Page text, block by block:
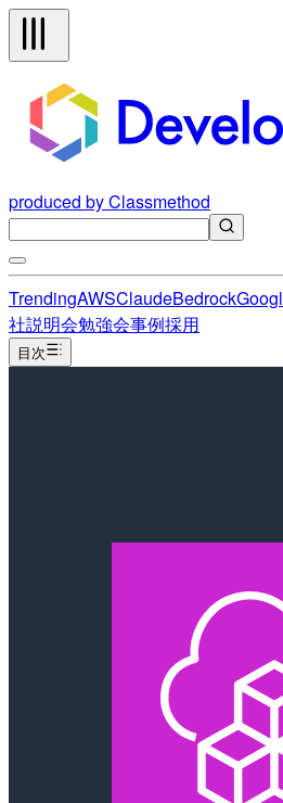
produced by Classmethod
TrendingAWSClaudeBedrock
社説明会勉強会事例採用
目次